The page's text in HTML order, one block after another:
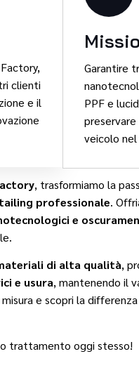
clienti
e il
Garantire
PPF e
veicolo
, trasformiamo la
professionale.
e
di alta qualità,
e usura, mantenendo il
e scopri la differenza
trattamento oggi stesso!